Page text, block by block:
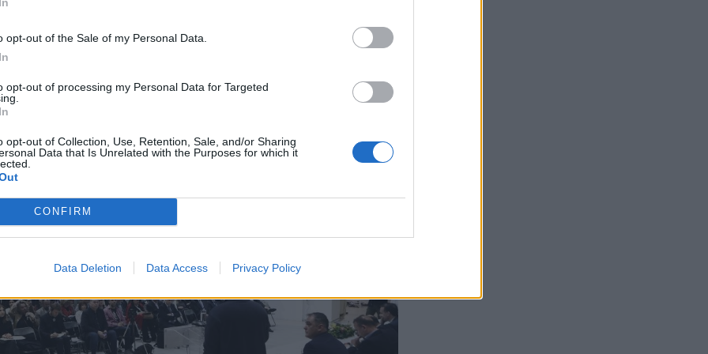
opt-out of the Sale of my Personal Data.
opt-out of processing my Personal Data for Targeted
opt-out of Collection, Use, Retention, Sale, and/or Sharing
Data that Is Unrelated with the Purposes for which it
CONFIRM
Data Deletion Data Access Privacy Policy
οποίος ανέφερε: «
Η ανακατεύθυνση του δικού μας
φαίνεται από την απόφασή μας να
χρηματοδοτήσεις, έργα τα οποία είναι
περιβαλλοντικής σημασίας».